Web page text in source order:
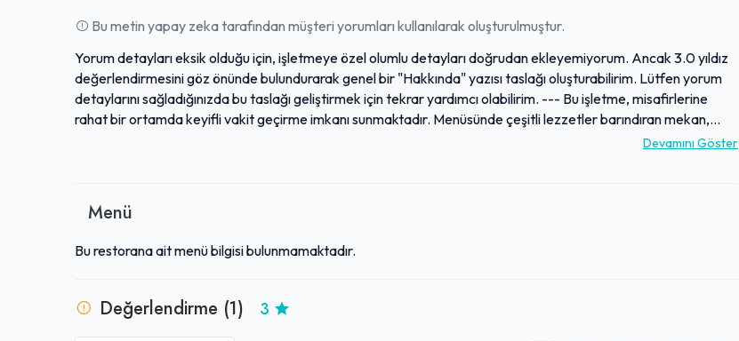
Bu metin yapay zeka tarafından müşteri yorumları kullanılarak oluşturulmuştur.
Yorum detayları eksik olduğu için, işletmeye özel olumlu detayları doğrudan ekleyemiyorum. Ancak 3.0 yıldız
değerlendirmesini göz önünde bulundurarak genel bir "Hakkında" yazısı taslağı oluşturabilirim. Lütfen yorum
detaylarını sağladığınızda bu taslağı geliştirmek için tekrar yardımcı olabilirim. --- Bu işletme, misafirlerine
rahat bir ortamda keyifli vakit geçirme imkanı sunmaktadır. Menüsünde çeşitli lezzetler barındıran mekan,
günün farklı saatlerinde ziyaretçilerini ağırlamaktadır. Sade ve samimi atmosferiyle dikkat çeken bu yer,
olarak, ziyaretçilerine beklentileri karşılayan, sıcak ve davetkar bir deneyim vadeden bir mekandır.
Devamını Göster
Menü
Bu restorana ait menü bilgisi bulunmamaktadır.
Değerlendirme (1) 3